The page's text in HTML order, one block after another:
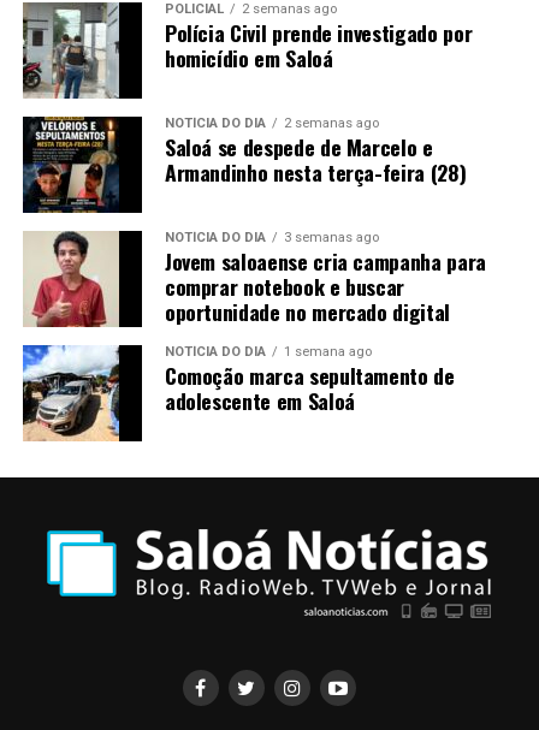
POLICIAL 2 semanas ago
Polícia Civil prende investigado por
homicídio em Saloá
NOTÍCIA DO DIA 2 semanas ago
Saloá se despede de Marcelo e
Armandinho nesta terça-feira (28)
NOTÍCIA DO DIA 3 semanas ago
Jovem saloaense cria campanha para
comprar notebook e buscar
oportunidade no mercado digital
NOTÍCIA DO DIA 1 semana ago
Comoção marca sepultamento de
adolescente em Saloá